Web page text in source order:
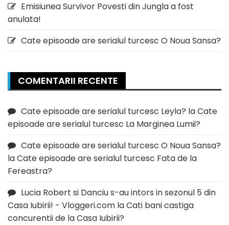
Emisiunea Survivor Povesti din Jungla a fost
anulata!
Cate episoade are serialul turcesc O Noua Sansa?
COMENTARII RECENTE
Cate episoade are serialul turcesc Leyla? laCate
episoade are serialul turcesc La Marginea Lumii?
Cate episoade are serialul turcesc O Noua Sansa?
laCate episoade are serialul turcesc Fata de la
Fereastra?
Lucia Robert si Danciu s-au intors in sezonul 5 din
Casa Iubirii! - Vloggeri.com laCati bani castiga
concurentii de la Casa Iubirii?